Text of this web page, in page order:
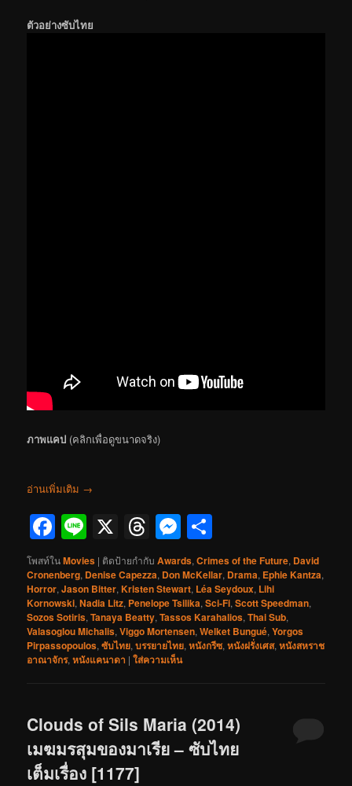
ตัวอย่างซับไทย
ภาพแคป (คลิกเพื่อดูขนาดจริง)
อ่านเพิ่มเติม →
Facebook
Line
X Threads
Messenger
โพสท์ในMovies | ติดป้ายกำกับ Awards,Crimes of the Future, David
Cronenberg, Denise Capezza, Don McKellar, Drama, Ephie Kantza,
Horror,Jason Bitter,Kristen Stewart, Léa Seydoux, Lihi
Kornowski,Nadia Litz, Penelope Tsilika,Sci-Fi,Scott Speedman,
Sozos Sotiris,Tanaya Beatty,Tassos Karahalios,Thai Sub,
Valasoglou Michalis,Viggo Mortensen,Welket Bungué,Yorgos
Pirpassopoulos,ซับไทย,บรรยายไทย,หนังกรีซ,หนังฝรั่งเศส,หนังสหราช
อาณาจักร,หนังแคนาดา |ใส่ความเห็น
Clouds of Sils Maria (2014)
เมฆมรสุมของมาเรีย – ซับไทย
เต็มเรื่อง [1177]